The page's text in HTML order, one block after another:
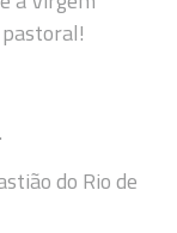
do Rio de